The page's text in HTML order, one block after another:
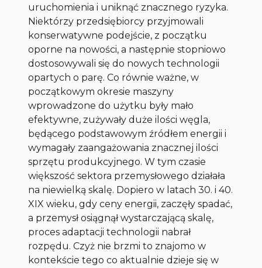
uruchomienia i uniknąć znacznego ryzyka.
Niektórzy przedsiębiorcy przyjmowali
konserwatywne podejście, z początku
oporne na nowości, a następnie stopniowo
dostosowywali się do nowych technologii
opartych o parę. Co równie ważne, w
początkowym okresie maszyny
wprowadzone do użytku były mało
efektywne, zużywały duże ilości węgla,
będącego podstawowym źródłem energii i
wymagały zaangażowania znacznej ilości
sprzętu produkcyjnego. W tym czasie
większość sektora przemysłowego działała
na niewielką skalę. Dopiero w latach 30. i 40.
XIX wieku, gdy ceny energii, zaczęły spadać,
a przemysł osiągnął wystarczającą skalę,
proces adaptacji technologii nabrał
rozpędu. Czyż nie brzmi to znajomo w
kontekście tego co aktualnie dzieje się w